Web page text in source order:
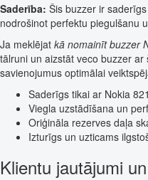
Saderība: Šis buzzer ir
nodrošinot perfektu piegulšanu
Ja meklējat kā nomainīt buzzer
tālruni un aizstāt veco buzzer
savienojumus optimālai
Saderīgs tikai ar Nokia
Viegla uzstādīšana un
Oriģināla rezerves daļa
Izturīgs un uzticams
Klientu jautājumi